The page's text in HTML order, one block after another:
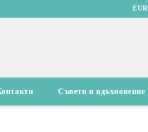
EUR
Съвети и вдъхновение